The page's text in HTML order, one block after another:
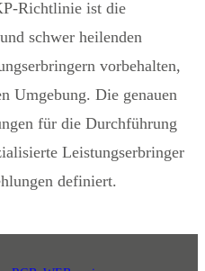
Richtlinie ist die
schwer heilenden
vorbehalten,
Umgebung. Die genauen
für die Durchführung
Leistungserbringer
definiert.